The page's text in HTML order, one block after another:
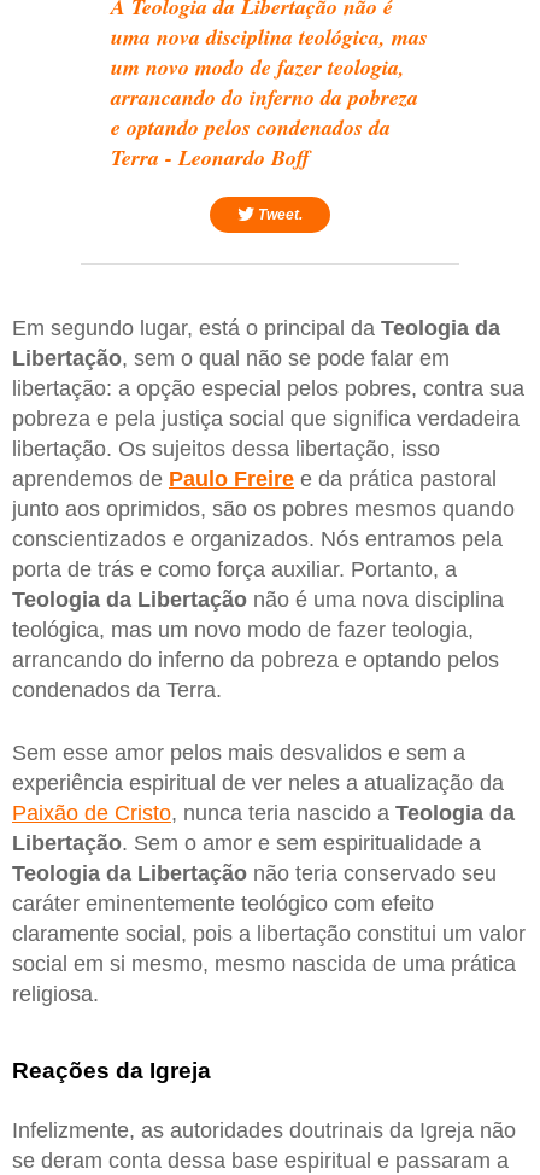
A Teologia da Libertação não é
uma nova disciplina teológica, mas
um novo modo de fazer teologia,
arrancando do inferno da pobreza
e optando pelos condenados da
Terra - Leonardo Boff
Tweet.
Em segundo lugar, está o principal da Teologia da
Libertação, sem o qual não se pode falar em
libertação: a opção especial pelos pobres, contra sua
pobreza e pela justiça social que significa verdadeira
libertação. Os sujeitos dessa libertação, isso
aprendemos de Paulo Freire e da prática pastoral
junto aos oprimidos, são os pobres mesmos quando
conscientizados e organizados. Nós entramos pela
porta de trás e como força auxiliar. Portanto, a
Teologia da Libertação não é uma nova disciplina
teológica, mas um novo modo de fazer teologia,
arrancando do inferno da pobreza e optando pelos
condenados da Terra.
Sem esse amor pelos mais desvalidos e sem a
experiência espiritual de ver neles a atualização da
Paixão de Cristo, nunca teria nascido a Teologia da
Libertação. Sem o amor e sem espiritualidade a
Teologia da Libertação não teria conservado seu
caráter eminentemente teológico com efeito
claramente social, pois a libertação constitui um valor
social em si mesmo, mesmo nascida de uma prática
religiosa.
Reações da Igreja
Infelizmente, as autoridades doutrinais da Igreja não
se deram conta dessa base espiritual e passaram a